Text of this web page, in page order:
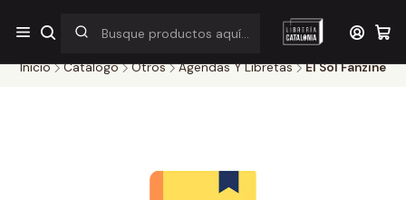
¡Por pocos días! Despacho a $1.000 en RM por compras sobre
$38.000
Inicio Catálogo Otros Agendas Y Libretas El Sol Fanzine